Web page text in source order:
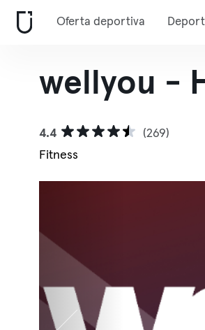
Oferta deportiva
wellyou -
4.4
(269)
Fitness